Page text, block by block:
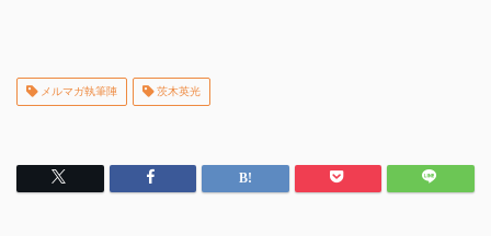
メルマガ執筆陣 茨木英光